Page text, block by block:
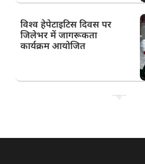
विश्व हेपेटाइटिस दिवस पर
जिलेभर में जागरूकता
कार्यक्रम आयोजित